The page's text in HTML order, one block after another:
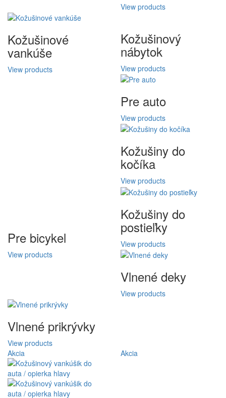
View products
Kožušinové
vankúše
View products
Kožušinový
nábytok
View products
Pre auto
View products
Pre bicykel
View products
Kožušiny do
kočíka
View products
Kožušiny do
postieľky
View products
Vlnené deky
View products
Vlnené prikrývky
View products
Akcia
Akcia